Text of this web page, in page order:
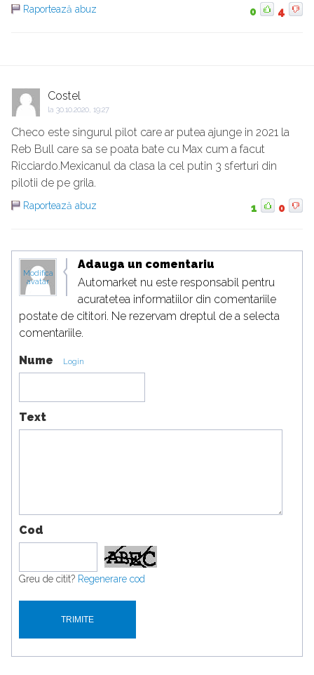
Raportează abuz 0 4
Costel
la 30.10.2020, 19:27
Checo este singurul pilot care ar putea ajunge in 2021 la
Reb Bull care sa se poata bate cu Max cum a facut
Ricciardo.Mexicanul da clasa la cel putin 3 sferturi din
pilotii de pe grila.
Raportează abuz 1 0
Modifica
avatar
Adauga un comentariu
Automarket nu este responsabil pentru
acuratetea informatiilor din comentariile
postate de cititori. Ne rezervam dreptul de a selecta
comentariile.
Nume Login
Text
Cod
Greu de citit? Regenerare cod